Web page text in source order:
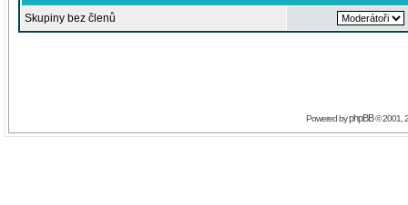
Skupiny bez členů
Powered byphpBB© 2001,